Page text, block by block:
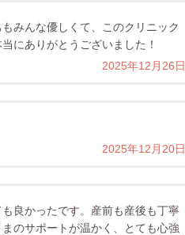
みんな優しくて、このクリニック
にありがとうございました！
2025年12月26日
2025年12月20日
良かったです。産前も産後も丁寧
のサポートが温かく、とても心強